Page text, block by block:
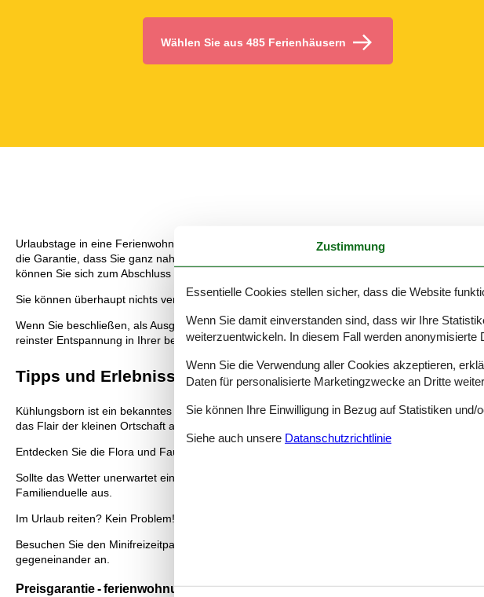
Wählen Sie aus 485 Ferienhäusern
Urlaubstage in eine Ferienwohnung mit der Familie sind umso toller, wenn man Meer und
die Garantie, dass Sie ganz nahe an all den schönen Dingen, die es draußen gibt,
können Sie sich zum Abschluss des Tages einen hübschen Sonnenuntergang ansehen.
Sie können überhaupt nichts verkehrt machen, wenn Sie sich entscheiden, ein Ferienhaus
Wenn Sie beschließen, als Ausgangspunkt für Ihren Urlaub eine Ferienwohnung zu wählen,
reinster Entspannung in Ihrer bevorzugten Ferienwohnung freuen.
Tipps und Erlebnisse
Kühlungsborn ist ein bekanntes Urlaubsziel deutscher Familien. Der Ort lässt sich immer
das Flair der kleinen Ortschaft am Meer!
Entdecken Sie die Flora und Fauna entlang des Ostseewegs und genießen Sie die Stille der
Sollte das Wetter unerwartet einmal schlecht sein, gibt es auch tolle Indoor-Ausflugsziele.
Familienduelle aus.
Im Urlaub reiten? Kein Problem! Der Kühlungsborner Reiterhof Böldt bietet Reitstunden für
Besuchen Sie den Minifreizeitpark und spielen Sie eine spannende Runde Minigolf. Hier
gegeneinander an.
Preisgarantie - ferienwohnung kühlungsborn haus meeresblick
Zustimmung
Essentielle Cookies stellen sicher, dass die Website
Wenn Sie damit einverstanden sind, dass wir Ihre
weiterzuentwickeln. In diesem Fall werden anonymisierte
Wenn Sie die Verwendung aller Cookies akzeptieren,
Daten für personalisierte Marketingzwecke an Dritte
Sie können Ihre Einwilligung in Bezug auf Statistiken
Siehe auch unsere Datanschutzrichtlinie